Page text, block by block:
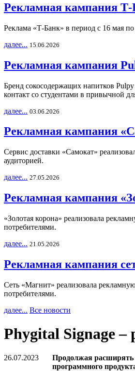
Рекламная кампания Т-
Реклама «Т-Банк» в период с 16 мая
далее... 15.06.2026
Рекламная кампания
Бренд сокосодержащих напитков
контакт со студентами в привычной
далее... 03.06.2026
Рекламная кампания
Сервис доставки «Самокат»
аудиторией.
далее... 27.05.2026
Рекламная кампания
«Золотая корона» реализовала
потребителями.
далее... 21.05.2026
Рекламная кампания
Сеть «Магнит» реализовала
потребителями.
далее... Все новости
Phygital Signage
26.07.2023
Продолжая расширять
программного